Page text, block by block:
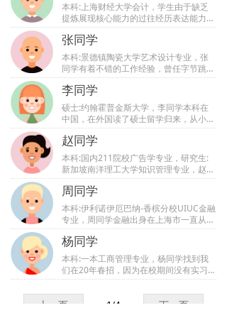
隐私政策
注册协议
名师视频
精选题库
本科:上海财经大学会计，学生由于缺乏
提炼展现核心能力的过往经历表达能力，
面试通过率很低。群面准备中，教务团队
导师培养同学顾全大局的意识，了解每个
角色的职责及特点，使同学从群面中脱颖
而出。单面方面，导师以中英文问答形式
帮助同学在行为面中充分展现自身特色和
核心能力，准备的问题在真正的面试中出
现时同学对答如流，成功收获offer。
张同学
本科:景德镇陶瓷大学艺术设计专业，张
同学有着不错的工作经验，曾任字节跳动
资深视频设计师岗位，自身设计出身又精
通各项办公软件，可是由于家庭原因换工
作想提前进入养老时期进入国企，找不到
好的渠道找到了我们。经过双方不断地了
解发现张同学的面试和自身业务能力都很
强，就是因为没有资源导致投递简历后石
沉大海。我们得知诉求后尽快展开行动，
很快张同学就迎来了某国企的面试。顺利
面试通过拿到offer。
李同学
硕士:约翰霍普金斯大学，李同学本科在
中国，在外国读了硕士留学归来，从小优
越的环境导致李同学面试能力不强，并没
有实习经历，在找到我们的时候教务团队
安排老师进行笔面试测评，确定测评上不
会出现问题后进行面试模拟，最后安排内
推企业并邀请该企业人力资源部长进行针
对这次面试的辅导模拟，成功让李同学拿
到offer。
赵同学
本科:国内211院校广告学专业，研究生:
新加坡南洋理工大学知识管理专业，赵同
学找到我们的时候已经临近毕业，但过往
仅有一个创业经历和一份比较久远的实习
经历，这样的背景经历对干想在毕业时拿
到全职offer难上加难。了解到赵同学因
为面试表现不佳导致已经多次失败，教务
老师根据同学个人情况制定了三个月冲刺
规划。首先学员对于咨询行业了解其少，
教务老师安排咨询在职老师带领学员完成
线上相关项目，帮其进一步认识咨询行
业。其次复盘了面试的全过程，帮助学生
针对于多个方面进行针对性课程，并进行
内推，全力帮助学生通过面试关，最终学
周同学
本科:伊利诺伊厄巴纳-香槟分校UIUC金融
专业，周同学金融出身在上海市一直从事
券商工作，由于结婚后爱人在北京从事工
作就辞掉了工作前往了北京，在北京投递
简历一年的时间都没有得到回应后经朋友
介绍找到了我们，我们在了解后发现周同
学面试没有问题并且工作经验和业务知识
看了她的简历，都觉得没有问题，当晚反
杨同学
本科:一本工商管理专业，杨同学找到我
们在20年春招，因为在校期间没有实习
过，简历没有优势，我们看杨同学的个人
能力不错接下了求职委托，经过我们不断
了解发现杨同学的弊端在干笔面试能力，
上一页 下一页
1 /4